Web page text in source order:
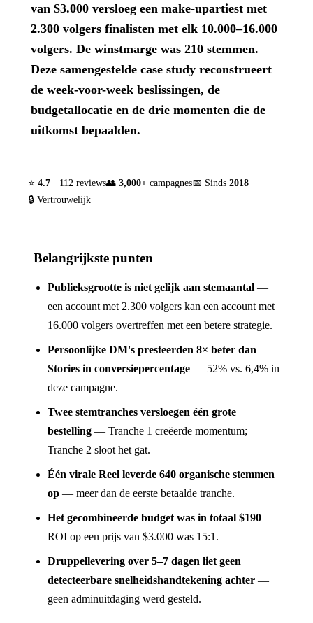
van $3.000 versloeg een make-upartiest met
2.300 volgers finalisten met elk 10.000–16.000
volgers. De winstmarge was 210 stemmen.
Deze samengestelde case study reconstrueert
de week-voor-week beslissingen, de
budgetallocatie en de drie momenten die de
uitkomst bepaalden.
⭐ 4.7 · 112 reviews👥 3,000+ campagnes📅 Sinds 2018
🔒 Vertrouwelijk
Belangrijkste punten
Publieksgrootte is niet gelijk aan stemaantal —
een account met 2.300 volgers kan een account met
16.000 volgers overtreffen met een betere strategie.
Persoonlijke DM's presteerden 8× beter dan
Stories in conversiepercentage — 52% vs. 6,4% in
deze campagne.
Twee stemtranches versloegen één grote
bestelling — Tranche 1 creëerde momentum;
Tranche 2 sloot het gat.
Één virale Reel leverde 640 organische stemmen
op — meer dan de eerste betaalde tranche.
Het gecombineerde budget was in totaal $190 —
ROI op een prijs van $3.000 was 15:1.
Druppellevering over 5–7 dagen liet geen
detecteerbare snelheidshandtekening achter —
geen adminuitdaging werd gesteld.